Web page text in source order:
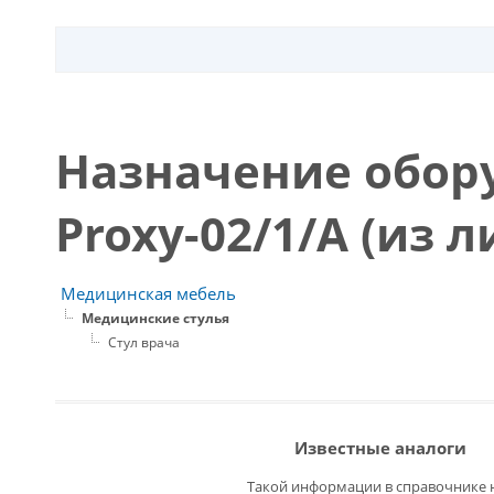
Назначение
Proxy-02/1/А (из
Медицинская мебель
Медицинские стулья
Стул врача
Известные аналоги
Такой информации в справочнике